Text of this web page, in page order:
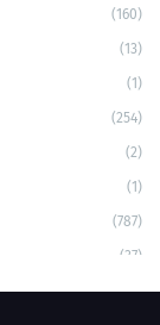
(160)
(13)
(1)
(254)
(2)
(1)
(787)
(37)
(9)